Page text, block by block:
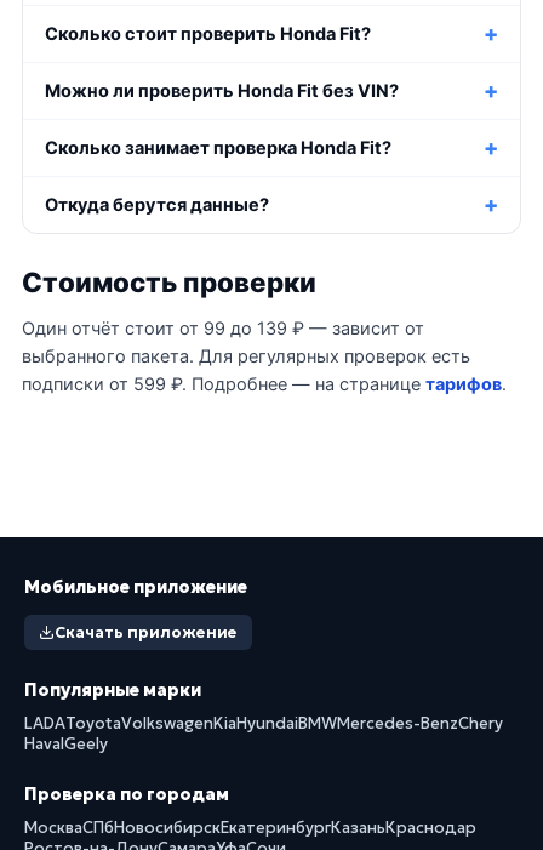
Сколько стоит проверить Honda Fit?
Можно ли проверить Honda Fit без VIN?
Сколько занимает проверка Honda Fit?
Откуда берутся данные?
Стоимость проверки
Один отчёт стоит от 99 до 139 ₽ — зависит от
выбранного пакета. Для регулярных проверок есть
подписки от 599 ₽. Подробнее — на странице тарифов.
Мобильное приложение
Скачать приложение
Популярные марки
LADAToyotaVolkswagenKiaHyundaiBMWMercedes-BenzChery
HavalGeely
Проверка по городам
МоскваСПбНовосибирскЕкатеринбургКазаньКраснодар